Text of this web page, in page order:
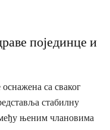
појединце и
са сваког
стабилну
међу њеним члановима